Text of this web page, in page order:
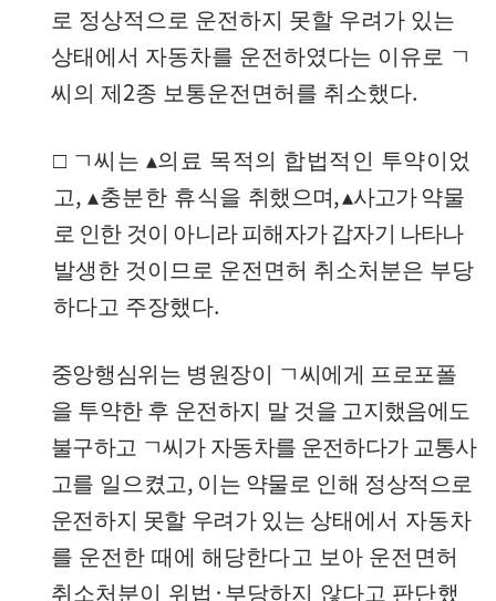
로 정상적으로 운전하지 못할 우려가 있는
상태에서 자동차를 운전하였다는 이유로 ㄱ
씨의 제 2종 보통운전면허를 취소했다.
□ ㄱ씨는 ▴의료 목적의 합법적인 투약이었
고,▴충분한 휴식을 취했으며,▴사고가 약물
로 인한 것이 아니라 피해자가 갑자기 나타나
발생한 것이므로 운전면허 취소처분은 부당
하다고 주장했다.
중앙행심위는 병원장이 ㄱ씨에게 프로포폴
을 투약한 후 운전하지
말 것을 고지했음에도
불구하고 ㄱ씨가 자동차를 운전하다가 교통사
고를 일으켰고, 이는 약물로 인해 정상적으로
운전하지 못할 우려가 있는 상태에서 자동차
를 운전한 때에 해당한다고 보아 운전면허
취소처분이 위법 · 부당하지 않다고 판단했